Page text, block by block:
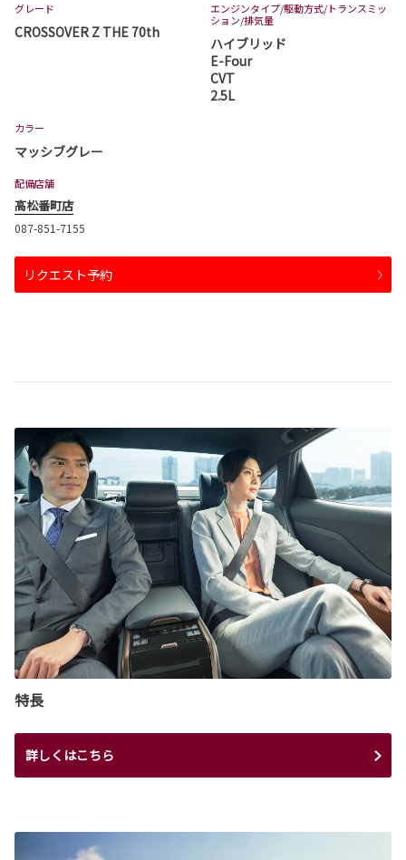
グレード
CROSSOVER Z THE 70th
エンジンタイプ/駆動方式/トランスミッ
ション/排気量
ハイブリッド
E-Four
CVT
2.5L
カラー
マッシブグレー
配備店舗
高松番町店
087-851-7155
リクエスト予約
特長
詳しくはこちら